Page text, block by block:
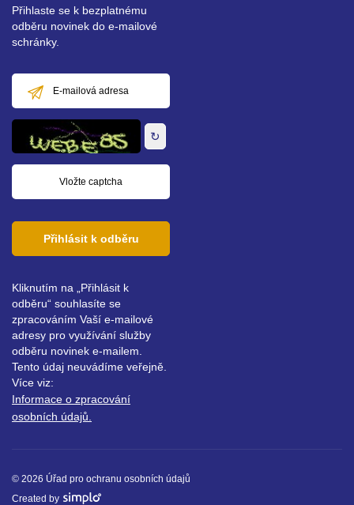
Přihlaste se k bezplatnému
odběru novinek do e-mailové
schránky.
mailová
adresa
↻
Přihlásit k odběru
Kliknutím na „Přihlásit k
odběru“ souhlasíte se
zpracováním Vaší e-mailové
adresy pro využívání služby
odběru novinek e-mailem.
Tento údaj neuvádíme veřejně.
Více viz:
Informace o zpracování
osobních údajů.
© 2026 Úřad pro ochranu osobních údajů
Created by